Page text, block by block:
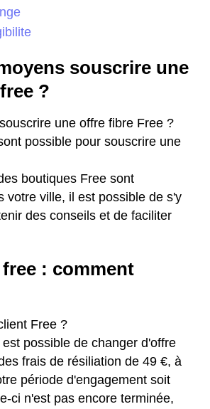
souscrire une
?
une offre fibre Free ?
possible pour souscrire une
boutiques Free sont
votre ville, il est possible de s'y
des conseils et de faciliter
: comment
Free ?
possible de changer d'offre
frais de résiliation de 49 €, à
période d'engagement soit
ci n'est pas encore terminée,